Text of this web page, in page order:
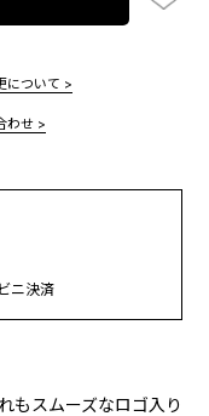
について >
わせ >
ニ決済
もスムーズなロゴ入り